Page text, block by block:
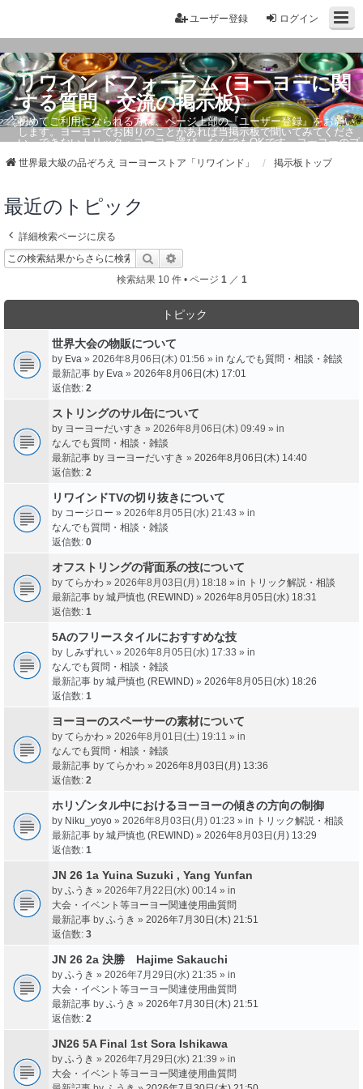
ログイン
ユーザー登録
リワインドフォーラム (ヨーヨーに関
する質問・交流の掲示板)
初めてご利用になられる方は、ページ上部の『ユーザー登録』をお願い
します。ヨーヨーでお困りのことがあれば当掲示板で聞いてみてくださ
い。できないトリック・ヨーヨー選び、なんでもOKです。ヨーヨーのプ
世界最大級の品ぞろえ ヨーヨーストア「リワインド」 掲示板トップ
最近のトピック
詳細検索ページに戻る
検索
検索結果 10 件 • ページ 1 ／ 1
トピック
世界大会の物販について
by Eva » 2026年8月06日(木) 01:56 » in なんでも質問・相談・雑談
最新記事 by Eva » 2026年8月06日(木) 17:01
返信数: 2
ストリングのサル缶について
by ヨーヨーだいすき » 2026年8月06日(木) 09:49 » in
なんでも質問・相談・雑談
最新記事 by ヨーヨーだいすき » 2026年8月06日(木) 14:40
返信数: 2
リワインドTVの切り抜きについて
by コージロー » 2026年8月05日(水) 21:43 » in
なんでも質問・相談・雑談
返信数: 0
オフストリングの背面系の技について
by てらかわ » 2026年8月03日(月) 18:18 » in トリック解説・相談
最新記事 by 城戸慎也 (REWIND) » 2026年8月05日(水) 18:31
返信数: 1
5Aのフリースタイルにおすすめな技
by しみずれい » 2026年8月05日(水) 17:33 » in
なんでも質問・相談・雑談
最新記事 by 城戸慎也 (REWIND) » 2026年8月05日(水) 18:26
返信数: 1
ヨーヨーのスペーサーの素材について
by てらかわ » 2026年8月01日(土) 19:11 » in
なんでも質問・相談・雑談
最新記事 by てらかわ » 2026年8月03日(月) 13:36
返信数: 2
ホリゾンタル中におけるヨーヨーの傾きの方向の制御
by Niku_yoyo » 2026年8月03日(月) 01:23 » in トリック解説・相談
最新記事 by 城戸慎也 (REWIND) » 2026年8月03日(月) 13:29
返信数: 1
JN 26 1a Yuina Suzuki , Yang Yunfan
by ふうき » 2026年7月22日(水) 00:14 » in
大会・イベント等ヨーヨー関連使用曲質問
最新記事 by ふうき » 2026年7月30日(木) 21:51
返信数: 3
JN 26 2a 決勝 Hajime Sakauchi
by ふうき » 2026年7月29日(水) 21:35 » in
大会・イベント等ヨーヨー関連使用曲質問
最新記事 by ふうき » 2026年7月30日(木) 21:51
返信数: 2
JN26 5A Final 1st Sora Ishikawa
by ふうき » 2026年7月29日(水) 21:39 » in
大会・イベント等ヨーヨー関連使用曲質問